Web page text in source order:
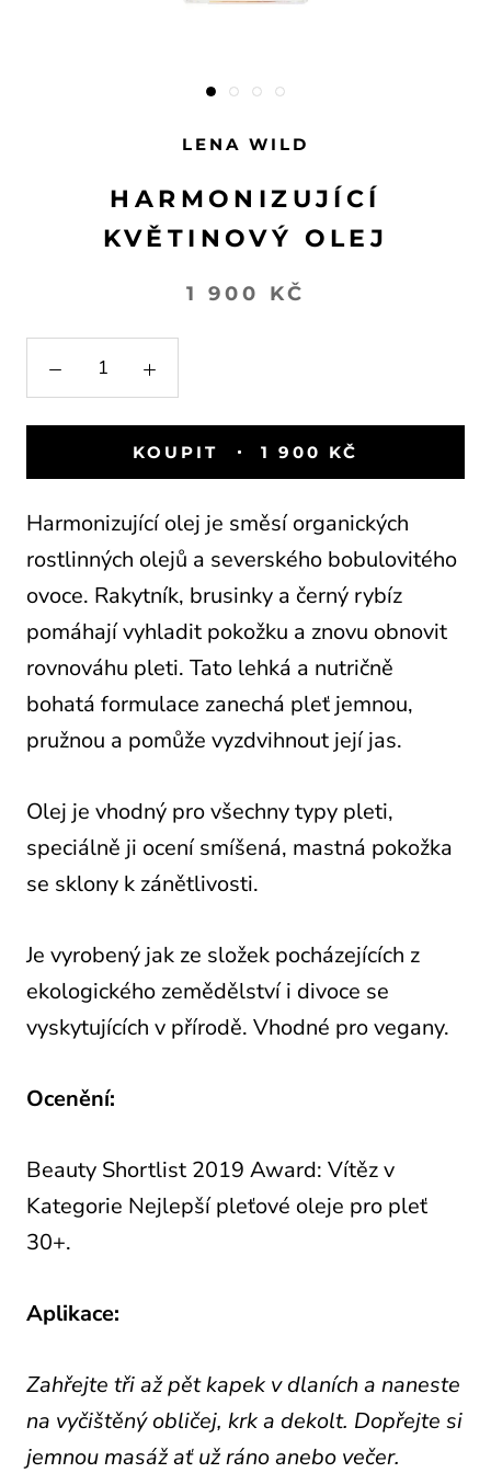
LENA WILD
HARMONIZUJÍCÍ
KVĚTINOVÝ OLEJ
1 900 KČ
KOUPIT 1 900 KČ
Harmonizující olej je směsí organických
rostlinných olejů a severského bobulovitého
ovoce. Rakytník, brusinky a černý rybíz
pomáhají vyhladit pokožku a znovu obnovit
rovnováhu pleti. Tato lehká a nutričně
bohatá formulace zanechá pleť jemnou,
pružnou a pomůže vyzdvihnout její jas.
Olej je vhodný pro všechny typy pleti,
speciálně ji ocení smíšená, mastná pokožka
se sklony k zánětlivosti.
Je vyrobený jak ze složek pocházejících z
ekologického zemědělství i divoce se
vyskytujících v přírodě. Vhodné pro vegany.
Ocenění:
Beauty Shortlist 2019 Award: Vítěz v
Kategorie Nejlepší pleťové oleje pro pleť
30+.
Aplikace:
Zahřejte tři až pět kapek v dlaních a naneste
na vyčištěný obličej, krk a dekolt. Dopřejte si
jemnou masáž ať už ráno anebo večer.